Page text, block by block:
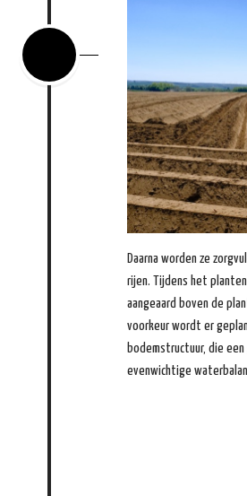
Daarna worden ze
rijen. Tijdens het
aangeaard boven de
voorkeur wordt er
bodemstructuur, die
evenwichtige